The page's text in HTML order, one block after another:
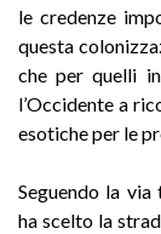
le credenze
questa
che per quelli
l’Occidente a
esotiche per le
Seguendo la via
ha scelto la